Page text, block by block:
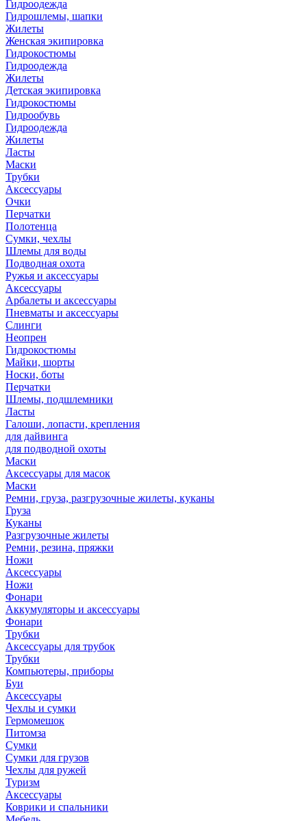
Гидроодежда
Гидрошлемы, шапки
Жилеты
Женская экипировка
Гидрокостюмы
Гидроодежда
Жилеты
Детская экипировка
Гидрокостюмы
Гидрообувь
Гидроодежда
Жилеты
Ласты
Маски
Трубки
Аксессуары
Очки
Перчатки
Полотенца
Сумки, чехлы
Шлемы для воды
Подводная охота
Ружья и аксессуары
Аксессуары
Арбалеты и аксессуары
Пневматы и аксессуары
Слинги
Неопрен
Гидрокостюмы
Майки, шорты
Носки, боты
Перчатки
Шлемы, подшлемники
Ласты
Галоши, лопасти, крепления
для дайвинга
для подводной охоты
Маски
Аксессуары для масок
Маски
Ремни, груза, разгрузочные жилеты, куканы
Груза
Куканы
Разгрузочные жилеты
Ремни, резина, пряжки
Ножи
Аксессуары
Ножи
Фонари
Аккумуляторы и аксессуары
Фонари
Трубки
Аксессуары для трубок
Трубки
Компьютеры, приборы
Буи
Аксессуары
Чехлы и сумки
Гермомешок
Питомза
Сумки
Сумки для грузов
Чехлы для ружей
Туризм
Аксессуары
Коврики и спальники